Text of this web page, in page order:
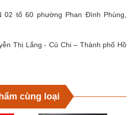
02 tổ 60 phường Phan Đình Phùng,
Thị Lắng - Củ Chi – Thành phố Hồ
cùng loại